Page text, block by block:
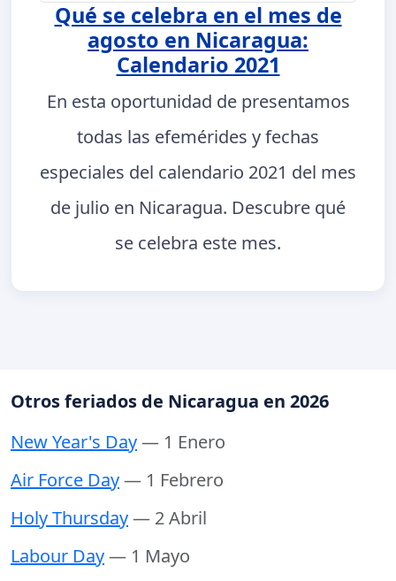
Qué se celebra en el mes de
agosto en Nicaragua:
Calendario 2021
En esta oportunidad de presentamos
todas las efemérides y fechas
especiales del calendario 2021 del mes
de julio en Nicaragua. Descubre qué
se celebra este mes.
Otros feriados de Nicaragua en 2026
New Year's Day— 1 Enero
Air Force Day— 1 Febrero
Holy Thursday— 2 Abril
Labour Day— 1 Mayo